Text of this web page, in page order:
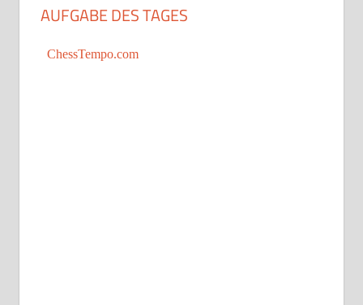
AUFGABE DES TAGES